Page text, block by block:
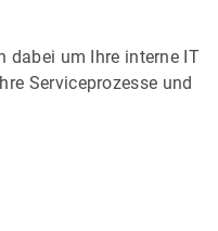
dabei um Ihre interne IT
Serviceprozesse und